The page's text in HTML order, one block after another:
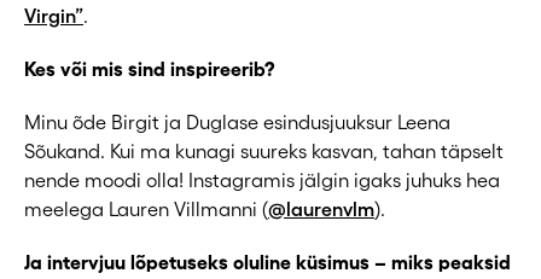
Virgin”.
Kes või mis sind inspireerib?
Minu õde Birgit ja Duglase esindusjuuksur Leena
Sõukand. Kui ma kunagi suureks kasvan, tahan täpselt
nende moodi olla! Instagramis jälgin igaks juhuks hea
meelega Lauren Villmanni (@laurenvlm).
Ja intervjuu lõpetuseks oluline küsimus – miks peaksid